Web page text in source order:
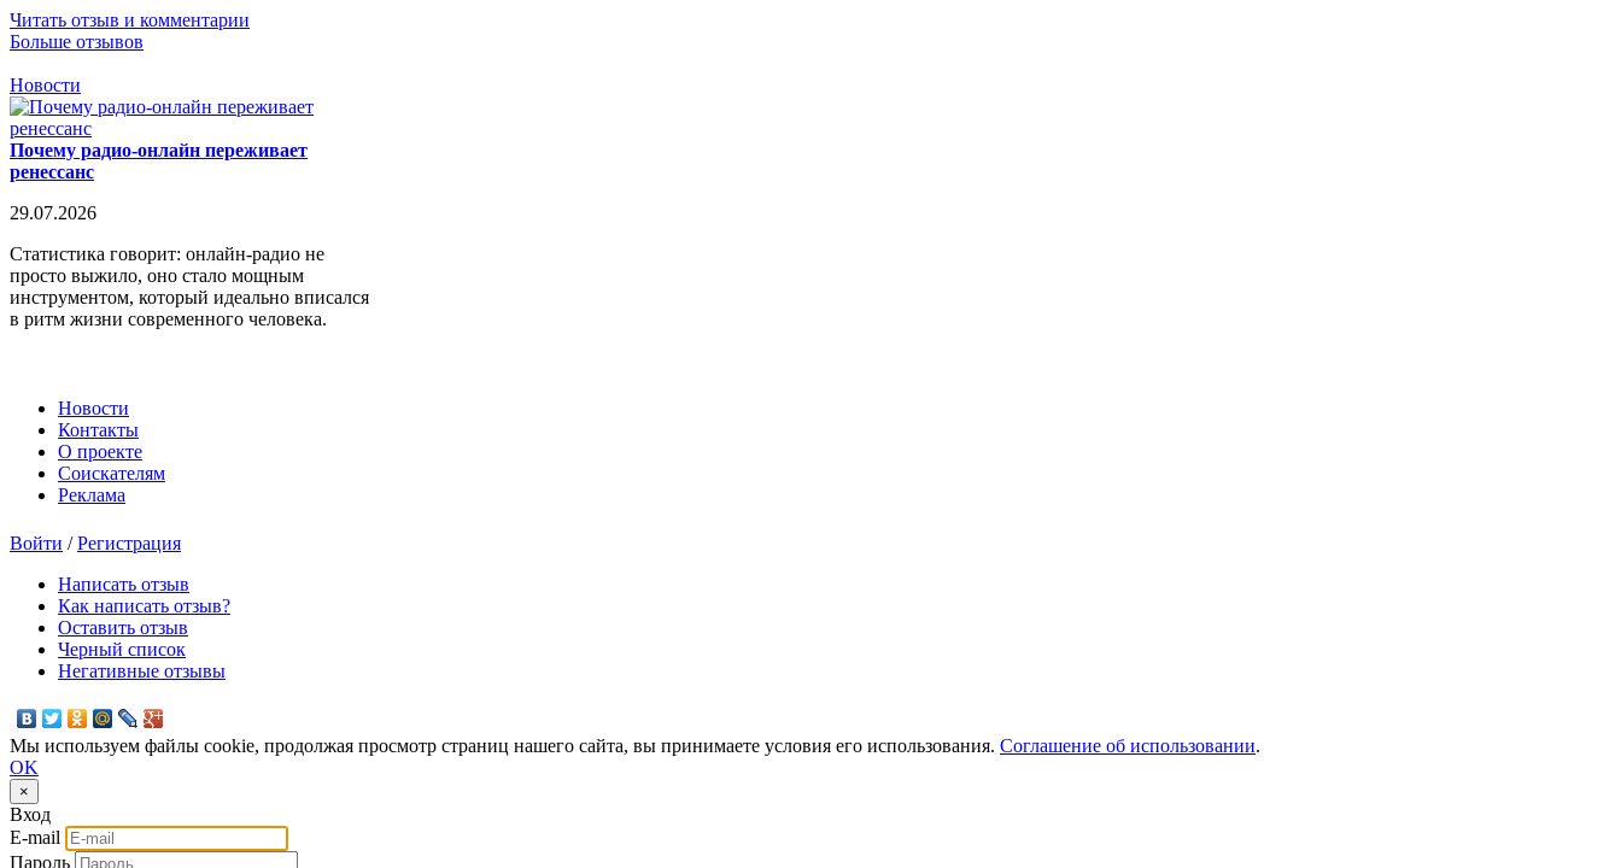
Читать отзыв и комментарии
Больше отзывов
Новости
Почему радио-онлайн переживает
ренессанс
29.07.2026
Статистика говорит: онлайн-радио не
просто выжило, оно стало мощным
инструментом, который идеально вписался
в ритм жизни современного человека.
Новости
Контакты
О проекте
Соискателям
Реклама
Войти /Регистрация
Написать отзыв
Как написать отзыв?
Оставить отзыв
Черный список
Негативные отзывы
Мы используем файлы cookie, продолжая просмотр страниц нашего сайта, вы принимаете условия его использования. Соглашение об использовании.
OK
×
Вход
E-mail
Пароль